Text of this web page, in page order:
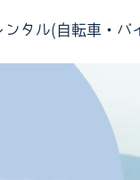
ンタル(自転車・バ